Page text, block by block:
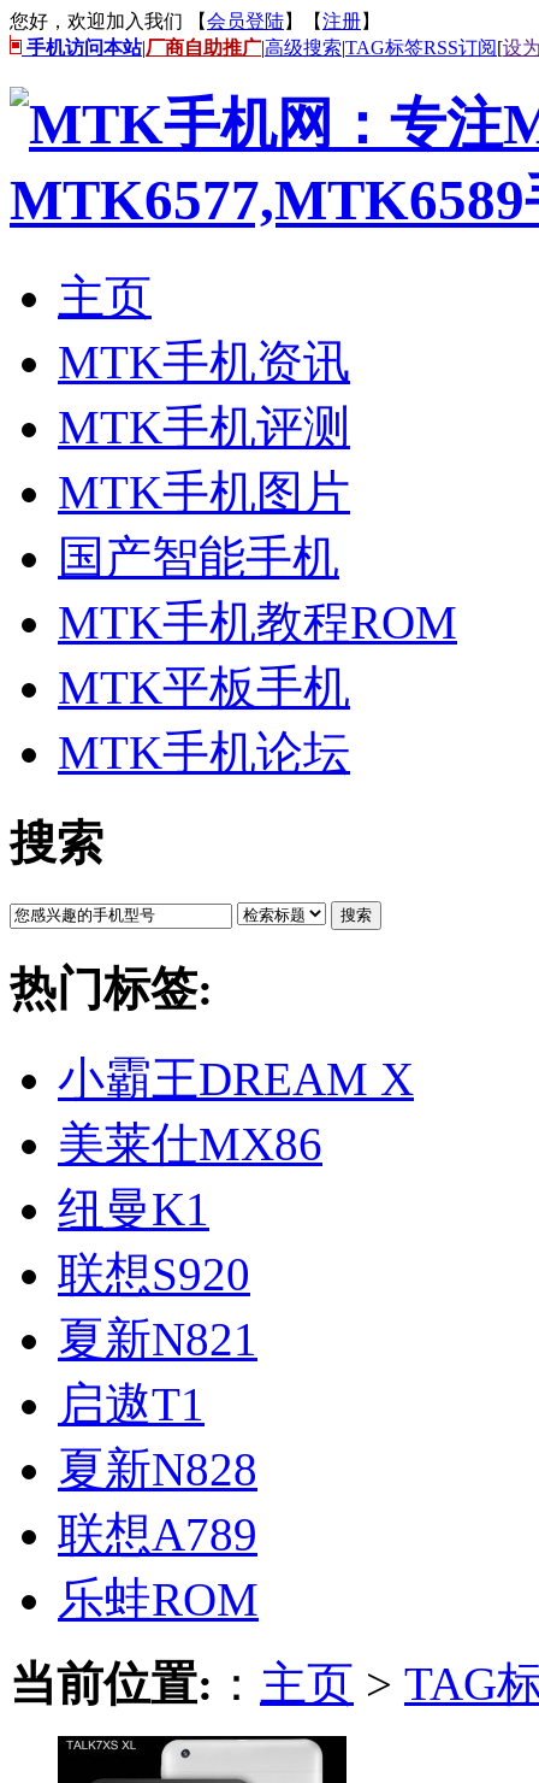
您好，欢迎加入我们 【会员登陆】【注册】
手机访问本站|厂商自助推广|高级搜索|TAG标签RSS订阅[设
主页
MTK手机资讯
MTK手机评测
MTK手机图片
国产智能手机
MTK手机教程ROM
MTK平板手机
MTK手机论坛
搜索
搜索
热门标签:
小霸王DREAM X
美莱仕MX86
纽曼K1
联想S920
夏新N821
启遨T1
夏新N828
联想A789
乐蛙ROM
当前位置: ： 主页 > TAG